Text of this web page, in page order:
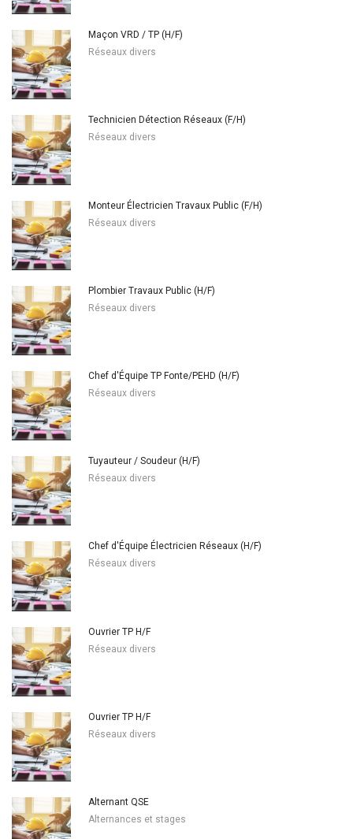
Maçon VRD / TP (H/F)
Réseaux divers
Technicien Détection Réseaux (F/H)
Réseaux divers
Monteur Électricien Travaux Public (F/H)
Réseaux divers
Plombier Travaux Public (H/F)
Réseaux divers
Chef d'Équipe TP Fonte/PEHD (H/F)
Réseaux divers
Tuyauteur / Soudeur (H/F)
Réseaux divers
Chef d'Équipe Électricien Réseaux (H/F)
Réseaux divers
Ouvrier TP H/F
Réseaux divers
Ouvrier TP H/F
Réseaux divers
Alternant QSE
Alternances et stages